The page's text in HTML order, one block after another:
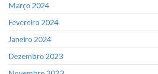
Março 2024
Fevereiro 2024
Janeiro 2024
Dezembro 2023